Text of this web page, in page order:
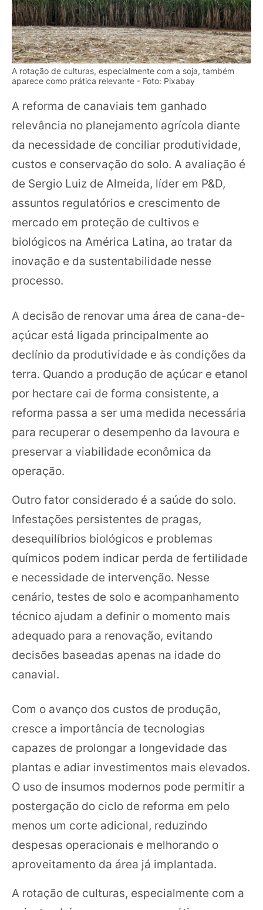
A rotação de culturas, especialmente com a soja, também
aparece como prática relevante - Foto: Pixabay
A reforma de canaviais tem ganhado
relevância no planejamento agrícola diante
da necessidade de conciliar produtividade,
custos e conservação do solo. A avaliação é
de Sergio Luiz de Almeida, líder em P&D,
assuntos regulatórios e crescimento de
mercado em proteção de cultivos e
biológicos na América Latina, ao tratar da
inovação e da sustentabilidade nesse
processo.
A decisão de renovar uma área de cana-de-
açúcar está ligada principalmente ao
declínio da produtividade e às condições da
terra. Quando a produção de açúcar e etanol
por hectare cai de forma consistente, a
reforma passa a ser uma medida necessária
para recuperar o desempenho da lavoura e
preservar a viabilidade econômica da
operação.
Outro fator considerado é a saúde do solo.
Infestações persistentes de pragas,
desequilíbrios biológicos e problemas
químicos podem indicar perda de fertilidade
e necessidade de intervenção. Nesse
cenário, testes de solo e acompanhamento
técnico ajudam a definir o momento mais
adequado para a renovação, evitando
decisões baseadas apenas na idade do
canavial.
Com o avanço dos custos de produção,
cresce a importância de tecnologias
capazes de prolongar a longevidade das
plantas e adiar investimentos mais elevados.
O uso de insumos modernos pode permitir a
postergação do ciclo de reforma em pelo
menos um corte adicional, reduzindo
despesas operacionais e melhorando o
aproveitamento da área já implantada.
A rotação de culturas, especialmente com a